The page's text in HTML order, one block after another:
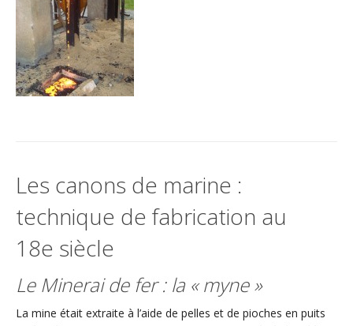
Les canons de marine :
technique de fabrication au
18e siècle
Le Minerai de fer : la « myne »
La mine était extraite à l’aide de pelles et de pioches en puits